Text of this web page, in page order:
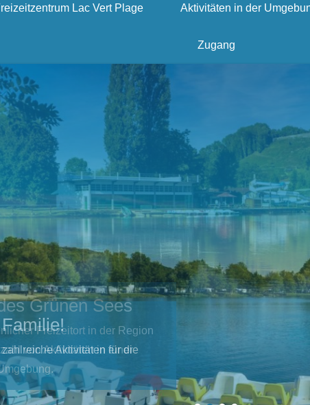
Lac Vert Plage Aktivitäten in der
Zugang
Aktivitäten für die